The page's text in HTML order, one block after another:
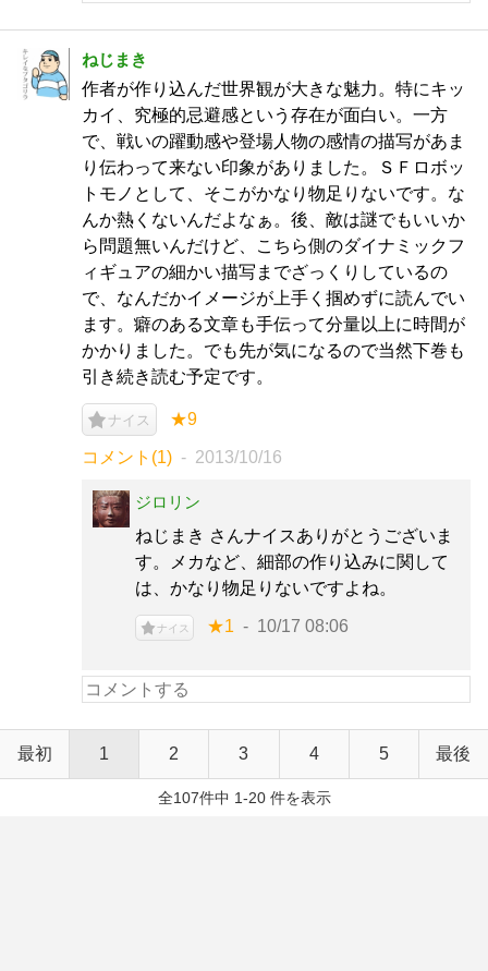
ねじまき
作者が作り込んだ世界観が大きな魅力。特にキッ
カイ、究極的忌避感という存在が面白い。一方
で、戦いの躍動感や登場人物の感情の描写があま
り伝わって来ない印象がありました。ＳＦロボッ
トモノとして、そこがかなり物足りないです。な
んか熱くないんだよなぁ。後、敵は謎でもいいか
ら問題無いんだけど、こちら側のダイナミックフ
ィギュアの細かい描写までざっくりしているの
で、なんだかイメージが上手く掴めずに読んでい
ます。癖のある文章も手伝って分量以上に時間が
かかりました。でも先が気になるので当然下巻も
引き続き読む予定です。
ナイス ★9
コメント(1) 2013/10/16
ジロリン
ねじまき さんナイスありがとうございま
す。メカなど、細部の作り込みに関して
は、かなり物足りないですよね。
ナイス ★1 10/17 08:06
最初 1 2 3 4 5 最後
全107件中 1-20 件を表示